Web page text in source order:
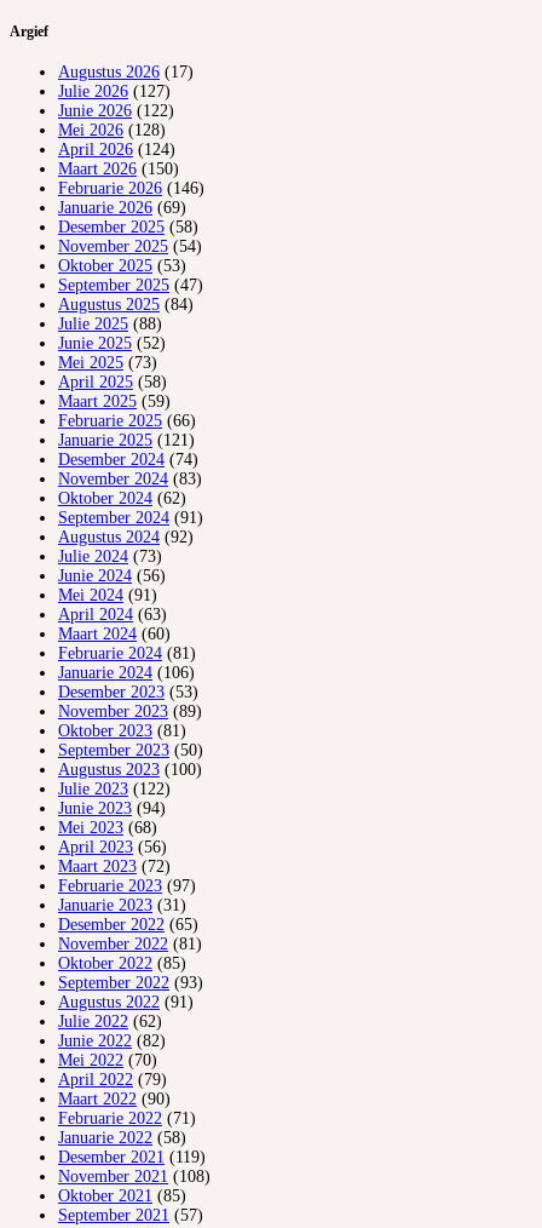
Argief
Augustus 2026 (17)
Julie 2026 (127)
Junie 2026 (122)
Mei 2026 (128)
April 2026 (124)
Maart 2026 (150)
Februarie 2026 (146)
Januarie 2026 (69)
Desember 2025 (58)
November 2025 (54)
Oktober 2025 (53)
September 2025 (47)
Augustus 2025 (84)
Julie 2025 (88)
Junie 2025 (52)
Mei 2025 (73)
April 2025 (58)
Maart 2025 (59)
Februarie 2025 (66)
Januarie 2025 (121)
Desember 2024 (74)
November 2024 (83)
Oktober 2024 (62)
September 2024 (91)
Augustus 2024 (92)
Julie 2024 (73)
Junie 2024 (56)
Mei 2024 (91)
April 2024 (63)
Maart 2024 (60)
Februarie 2024 (81)
Januarie 2024 (106)
Desember 2023 (53)
November 2023 (89)
Oktober 2023 (81)
September 2023 (50)
Augustus 2023 (100)
Julie 2023 (122)
Junie 2023 (94)
Mei 2023 (68)
April 2023 (56)
Maart 2023 (72)
Februarie 2023 (97)
Januarie 2023 (31)
Desember 2022 (65)
November 2022 (81)
Oktober 2022 (85)
September 2022 (93)
Augustus 2022 (91)
Julie 2022 (62)
Junie 2022 (82)
Mei 2022 (70)
April 2022 (79)
Maart 2022 (90)
Februarie 2022 (71)
Januarie 2022 (58)
Desember 2021 (119)
November 2021 (108)
Oktober 2021 (85)
September 2021 (57)